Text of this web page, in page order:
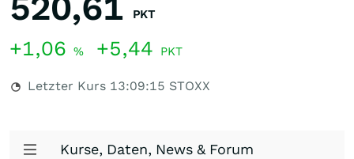
PKT
+1,06 % +5,44 PKT
Letzter Kurs 13:09:15 STOXX
Kurse, Daten, News & Forum